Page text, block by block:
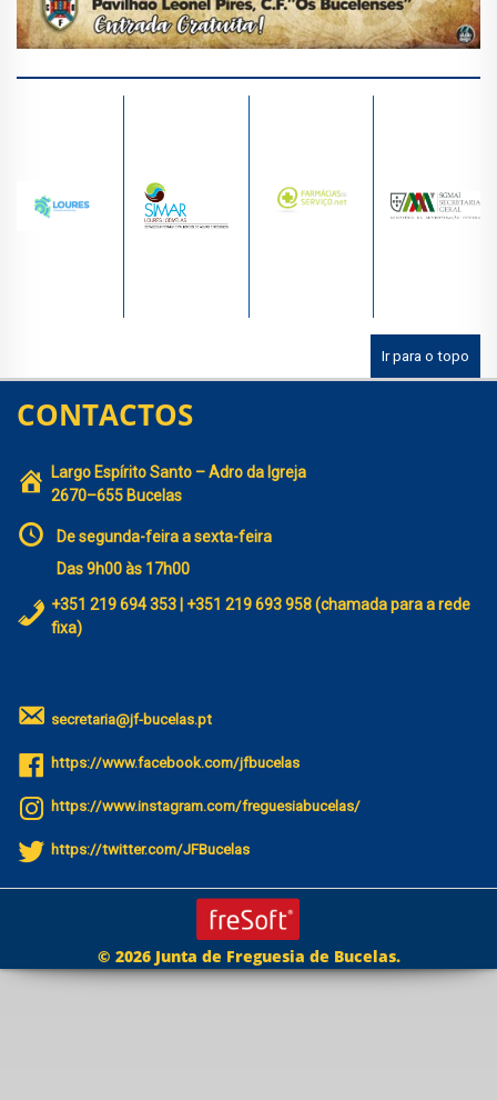
Ir para o topo
CONTACTOS
Largo Espírito Santo – Adro da Igreja
2670–655 Bucelas
De segunda-feira a sexta-feira
Das 9h00 às 17h00
+351 219 694 353 | +351 219 693 958 (chamada para a rede
fixa)
secretaria@jf-bucelas.pt
https://www.facebook.com/jfbucelas
https://www.instagram.com/freguesiabucelas/
https://twitter.com/JFBucelas
© 2026 Junta de Freguesia de Bucelas.